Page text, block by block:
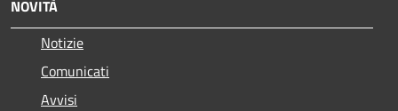
NOVITÀ
Notizie
Comunicati
Avvisi